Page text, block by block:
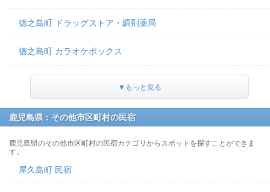
徳之島町 ドラッグストア・調剤薬局
徳之島町 カラオケボックス
▼もっと見る
鹿児島県：その他市区町村の民宿
鹿児島県のその他市区町村の民宿カテゴリからスポットを探すことができま
す。
屋久島町 民宿